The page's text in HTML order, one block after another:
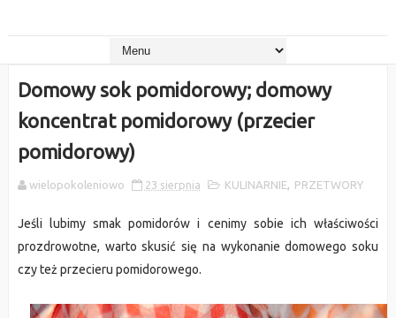
Domowy sok pomidorowy; domowy
koncentrat pomidorowy (przecier
pomidorowy)
wielopokoleniowo 23 sierpnia KULINARNIE, PRZETWORY
Jeśli lubimy smak pomidorów i cenimy sobie ich właściwości
prozdrowotne, warto skusić się na wykonanie domowego soku
czy też przecieru pomidorowego.